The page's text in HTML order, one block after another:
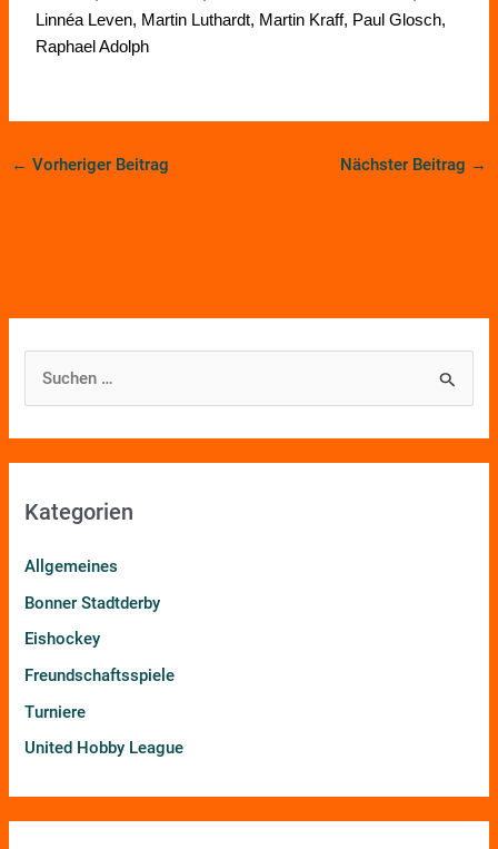
Linnéa Leven, Martin Luthardt, Martin Kraff, Paul Glosch,
Raphael Adolph
← Vorheriger Beitrag Nächster Beitrag →
e
n
a
c
h
:
Kategorien
Allgemeines
Bonner Stadtderby
Eishockey
Freundschaftsspiele
Turniere
United Hobby League